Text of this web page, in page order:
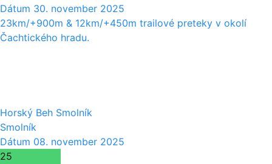
Dátum 30. november 2025
23km/+900m & 12km/+450m trailové preteky v okolí
Čachtického hradu.
Horský Beh Smolník
Smolník
Dátum 08. november 2025
25